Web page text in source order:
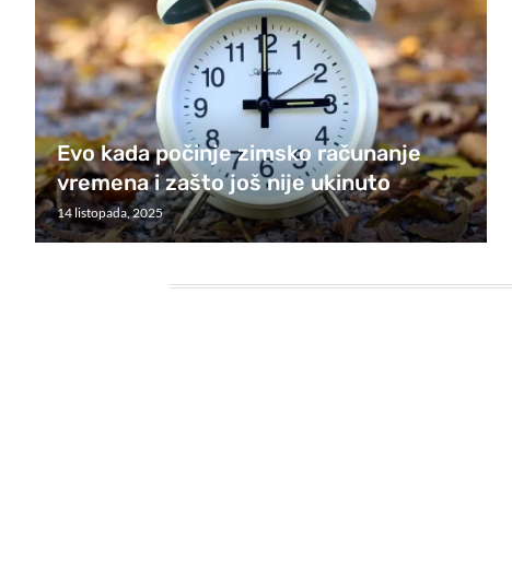
Evo kada počinje zimsko računanje
vremena i zašto još nije ukinuto
14 listopada, 2025